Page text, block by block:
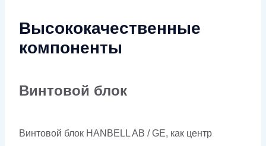
Высококачественные
компоненты
Винтовой блок
Винтовой блок HANBELL AB / GE, как центр